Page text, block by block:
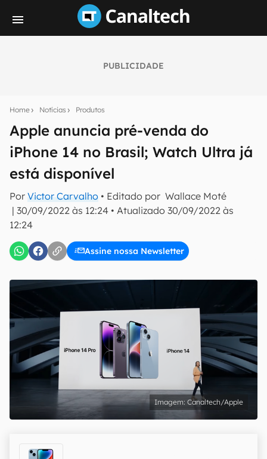
PUBLICIDADE
Home Notícias Produtos
Apple anuncia pré-venda do
iPhone 14 no Brasil; Watch Ultra já
está disponível
Por Victor Carvalho • Editado por Wallace Moté
| 30/09/2022 às 12:24 • Atualizado 30/09/2022 às
12:24
Assine nossa Newsletter
notícias e reviews sobre tecnologia em primeira
mão.
E-mail
inscreva-se
Uso e Política de Privacidade do Canaltech.
Canaltech/Apple